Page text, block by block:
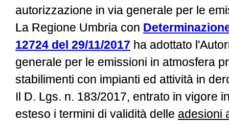
autorizzazione in via generale per le
La Regione Umbria con
12724 del 29/11/2017 ha adottato
generale per le emissioni in atmosfera
stabilimenti con impianti ed attività in
Il D. Lgs. n. 183/2017, entrato in vigore
esteso i termini di validità delle adesioni